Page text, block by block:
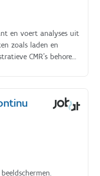
en voert analyses uit
zoals laden en
CMR's behoren
uitvoeren
in een volcontinu